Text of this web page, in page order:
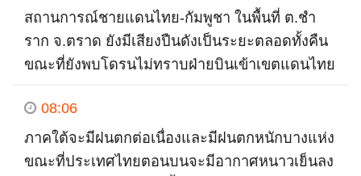
สถานการณ์ชายแดนไทย-กัมพูชา ในพื้นที่ ต.ชำ
ราก จ.ตราด ยังมีเสียงปืนดังเป็นระยะตลอดทั้งคืน
ขณะที่ยังพบโดรนไม่ทราบฝ่ายบินเข้าเขตแดนไทย
08:06
ภาคใต้จะมีฝนตกต่อเนื่องและมีฝนตกหนักบางแห่ง
ขณะที่ประเทศไทยตอนบนจะมีอากาศหนาวเย็นลง